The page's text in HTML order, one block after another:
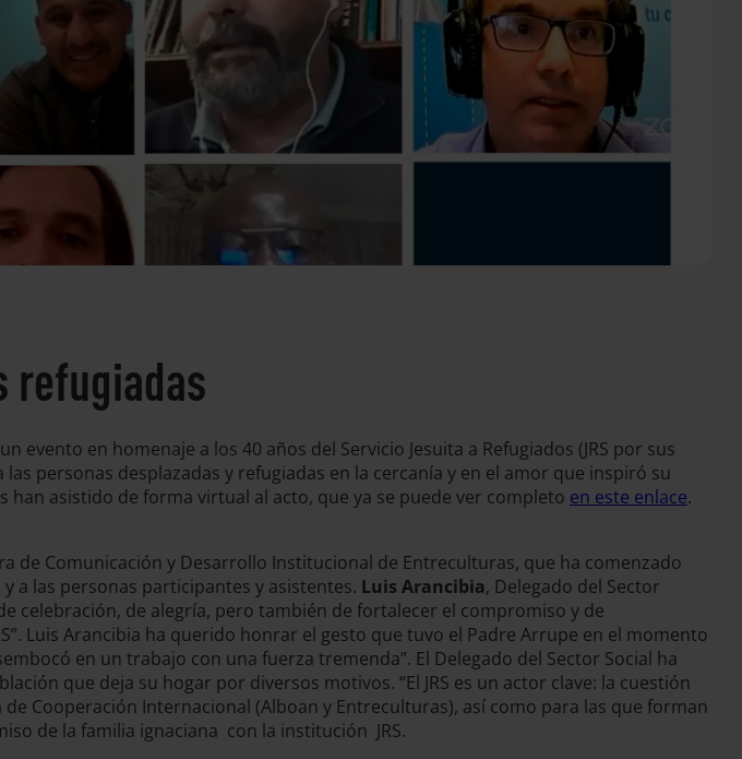
refugiadas
en homenaje a los 40 años del Servicio Jesuita a Refugiados (JRS por sus
personas desplazadas y refugiadas en la cercanía y en el amor que inspiró su
han asistido de forma virtual al acto, que ya se puede ver completo en este enlace.
de Comunicación y Desarrollo Institucional de Entreculturas, que ha comenzado
a las personas participantes y asistentes. Luis Arancibia, Delegado del Sector
celebración, de alegría, pero también de fortalecer el compromiso y de
Luis Arancibia ha querido honrar el gesto que tuvo el Padre Arrupe en el momento
en un trabajo con una fuerza tremenda”. El Delegado del Sector Social ha
que deja su hogar por diversos motivos. “El JRS es un actor clave: la cuestión
Cooperación Internacional (Alboan y Entreculturas), así como para las que forman
de la familia ignaciana con la institución JRS.